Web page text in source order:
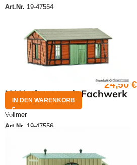
Art.Nr. 19-47554
N Werkstatt mit Fachwerk
Vollmer
Art.Nr. 19-47556
24,50€
IN DEN WARENKORB